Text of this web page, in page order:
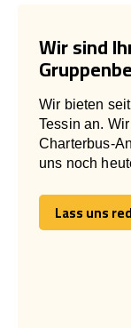
Wir sind
Wir bieten
Tessin an.
Charterbus-
uns noch
Lass uns
Lass uns